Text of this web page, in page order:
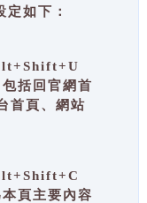
如下：
括回官網首
首頁、網站
頁主要內容